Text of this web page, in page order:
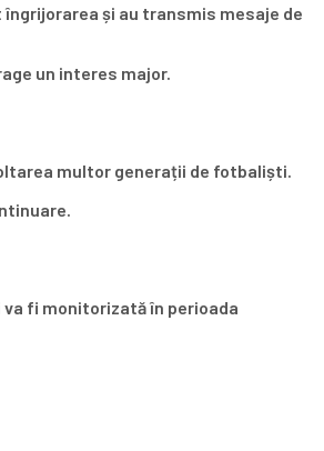
și au transmis mesaje de
un interes major.
multor generații de fotbaliști.
fi monitorizată în perioada